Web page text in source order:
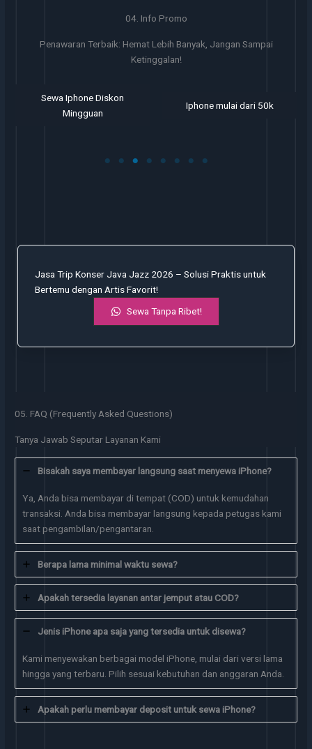
04. Info Promo
Penawaran Terbaik: Hemat Lebih Banyak, Jangan Sampai
Ketinggalan!
Sewa Iphone Diskon
Mingguan
Iphone mulai dari 50k
Jasa Trip Konser Java Jazz 2026 – Solusi Praktis untuk
Bertemu dengan Artis Favorit!
Sewa Tanpa Ribet!
05. FAQ (Frequently Asked Questions)
Tanya Jawab Seputar Layanan Kami
Bisakah saya membayar langsung saat menyewa iPhone?
Ya, Anda bisa membayar di tempat (COD) untuk kemudahan
transaksi. Anda bisa membayar langsung kepada petugas kami
saat pengambilan/pengantaran.
Berapa lama minimal waktu sewa?
Apakah tersedia layanan antar jemput atau COD?
Jenis iPhone apa saja yang tersedia untuk disewa?
Kami menyewakan berbagai model iPhone, mulai dari versi lama
hingga yang terbaru. Pilih sesuai kebutuhan dan anggaran Anda.
Apakah perlu membayar deposit untuk sewa iPhone?